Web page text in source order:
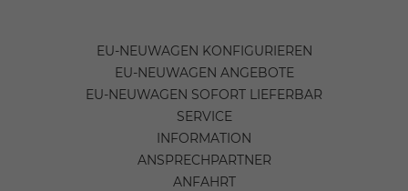
EU-NEUWAGEN KONFIGURIEREN
EU-NEUWAGEN ANGEBOTE
EU-NEUWAGEN SOFORT LIEFERBAR
SERVICE
INFORMATION
ANSPRECHPARTNER
ANFAHRT